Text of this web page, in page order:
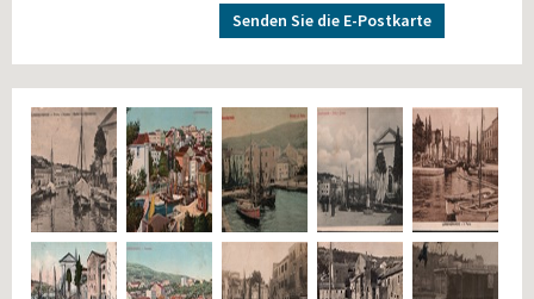
Senden Sie die E-Postkarte